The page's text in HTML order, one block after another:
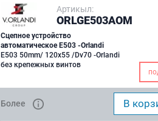
Артикыл:
ORLGE503AOM
Сцепное устройство
автоматическое E503 -Orlandi
E503 50mm/ 120x55 /Dv70 -Orlandi
без крепежных винтов
Более B